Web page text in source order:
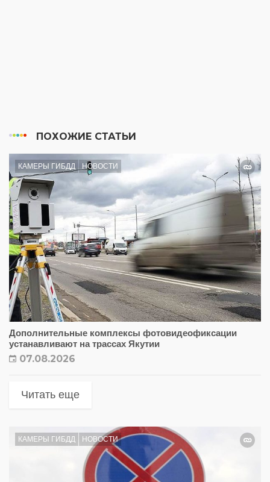
ПОХОЖИЕ СТАТЬИ
КАМЕРЫ ГИБДД НОВОСТИ
Дополнительные комплексы фотовидеофиксации
устанавливают на трассах Якутии
07.08.2026
Читать еще
КАМЕРЫ ГИБДД НОВОСТИ